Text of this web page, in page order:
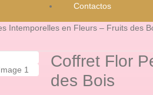
Contactos
Intemporelles en Fleurs – Fruits des
Coffret Flor
des Bois